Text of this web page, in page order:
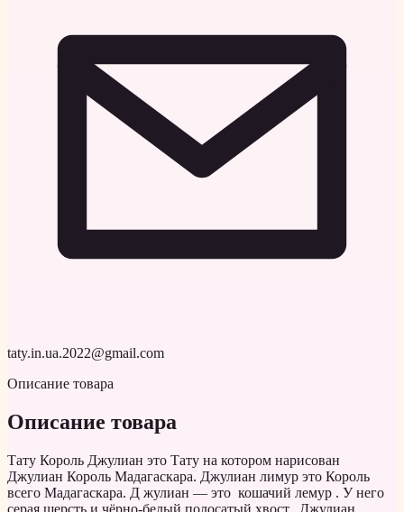
taty.in.ua.2022@gmail.com
Описание товара
Описание товара
Тату Король Джулиан это Тату на котором нарисован
Джулиан Король Мадагаскара. Джулиан лимур это Король
всего Мадагаскара. Д жулиан — это кошачий лемур . У него